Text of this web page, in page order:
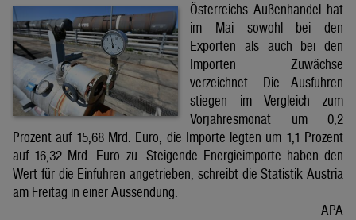
Österreichs Außenhandel hat
im Mai sowohl bei den
Exporten als auch bei den
Importen Zuwächse
verzeichnet. Die Ausfuhren
stiegen im Vergleich zum
Vorjahresmonat um 0,2
Prozent auf 15,68 Mrd. Euro, die Importe legten um 1,1 Prozent
auf 16,32 Mrd. Euro zu. Steigende Energieimporte haben den
Wert für die Einfuhren angetrieben, schreibt die Statistik Austria
am Freitag in einer Aussendung.
APA